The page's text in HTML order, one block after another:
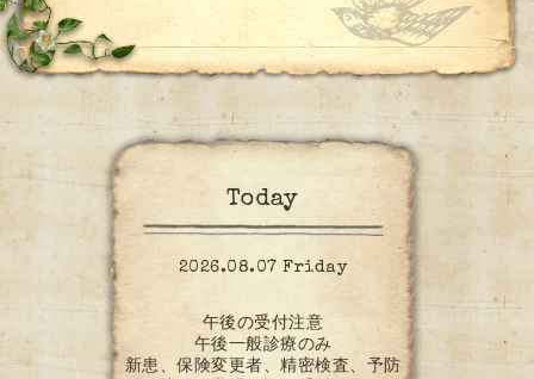
Today
2026.08.07 Friday
午後の受付注意
午後一般診療のみ
新患、保険変更者、精密検査、予防